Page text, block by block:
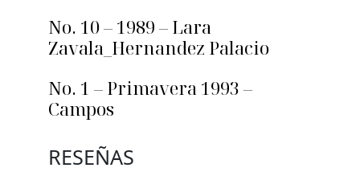
No. 10 – 1989 – Lara
Zavala_Hernandez Palacio
No. 1 – Primavera 1993 –
Campos
RESEÑAS